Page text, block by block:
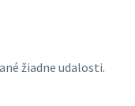
žiadne udalosti.